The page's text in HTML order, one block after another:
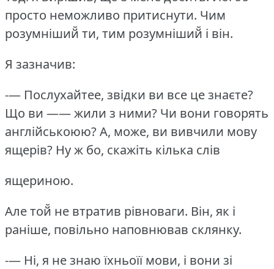
просто неможливо притиснути. Чим
розумніший̆ ти, тим розумніший̆ і він.
Я зазначив:
-— Послухайтее, звідки ви все це знаєте?
Що ви —— жили з ними? Чи вони говорять
англійськоюю?А, може, ви вивчили мову
ящерів? Ну ж бо, скажіть кілька слів
ящериною.
Але той̆ не втратив рівноваги. Він, як і
раніше, повільно наповнював склянку.
-— Ні, я не знаю їхньоїї мови, і вони зі